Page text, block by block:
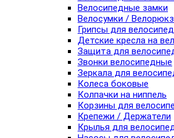
Велосипедные замки
Велосумки /
Грипсы для
Детские кресла на
Защита для
Звонки велосипедные
Зеркала для
Колеса боковые
Колпачки на ниппель
Корзины для
Крепежи / Держатели
Крылья для